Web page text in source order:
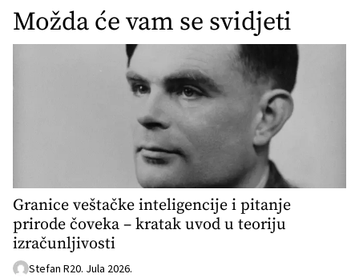
Možda će vam se svidjeti
Granice veštačke inteligencije i pitanje
prirode čoveka – kratak uvod u teoriju
izračunljivosti
Stefan R20. Jula 2026.